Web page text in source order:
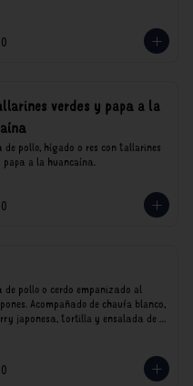
precios están expresados en soles e
de ley y recargo al
verdes y papa a la
de pollo, hígado o res con tallarines
papa a la huancaína.
precios están expresados en soles e
de ley y recargo al
de pollo o cerdo empanizado al
Acompañado de chaufa blanco,
japonesa, tortilla y ensalada de
precios están expresados en soles e
de ley y recargo al